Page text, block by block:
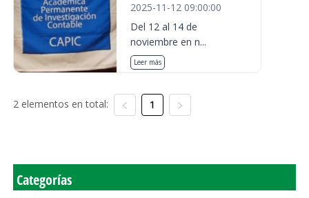
2025-11-12 09:00:00
Del 12 al 14 de
noviembre en n...
Leer más
2 elementos en total: 1
Categorías